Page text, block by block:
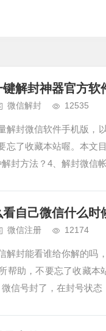
解封神器官方软
微信解封 12535
解封微信软件手机版，
忘了收藏本站喔。本文
封方法？4、解封微信
自己微信什么时
微信注册 12174
解封能看谁给你解的吗
帮助，不要忘了收藏
信号封了，在封号状